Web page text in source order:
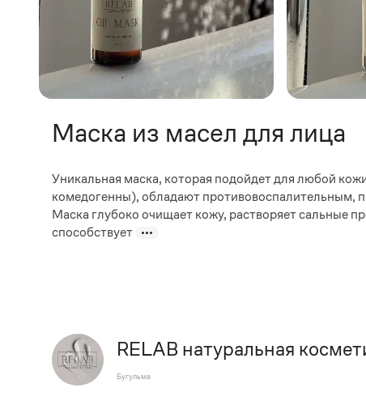
Маска из масел для лица
Уникальная маска, которая подойдет для любой
комедогенны), обладают
Маска глубоко очищает кожу, растворяет сальные
способствует
RELAB натуральная
Бугульма